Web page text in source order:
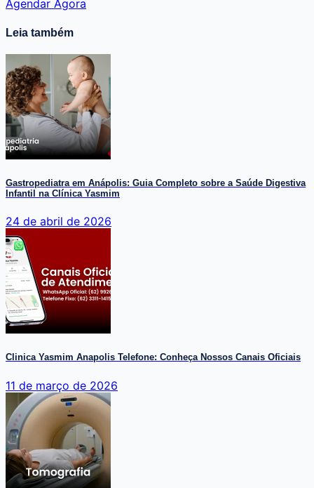
Agendar Agora
Leia também
Gastropediatra em Anápolis: Guia Completo sobre a Saúde Digestiva
Infantil na Clínica Yasmim
24 de abril de 2026
Clinica Yasmim Anapolis Telefone: Conheça Nossos Canais Oficiais
11 de março de 2026